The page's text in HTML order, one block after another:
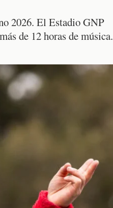
2026. El Estadio GNP
de 12 horas de música.